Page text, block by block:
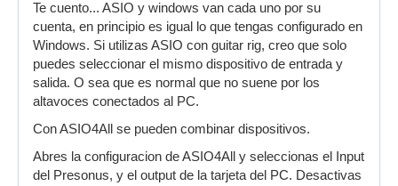
Te cuento... ASIO y windows van cada uno por su
cuenta, en principio es igual lo que tengas configurado en
Windows. Si utilizas ASIO con guitar rig, creo que solo
puedes seleccionar el mismo dispositivo de entrada y
salida. O sea que es normal que no suene por los
altavoces conectados al PC.
Con ASIO4All se pueden combinar dispositivos.
Abres la configuracion de ASIO4All y seleccionas el Input
del Presonus, y el output de la tarjeta del PC. Desactivas